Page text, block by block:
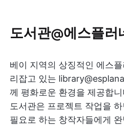
도서관@에스플러
베이 지역의 상징적인 에스
리잡고 있는
께 평화로운 환경을 제공합
도서관은 프로젝트 작업을
필요로 하는 창작자들에게